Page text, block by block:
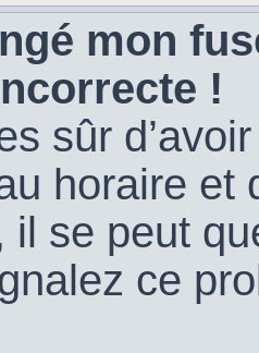
mon
!
sûr
horaire et
il se peut
ce